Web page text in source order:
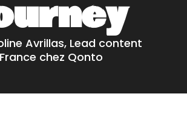
Avrillas, Lead content
France chez Qonto